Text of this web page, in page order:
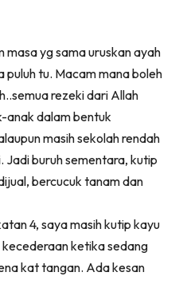
masa yg sama uruskan ayah
puluh tu. Macam mana boleh
rezeki dari Allah
anak dalam bentuk
masih sekolah rendah
Jadi buruh sementara, kutip
bercucuk tanam dan
4, saya masih kutip kayu
ketika sedang
kat tangan. Ada kesan